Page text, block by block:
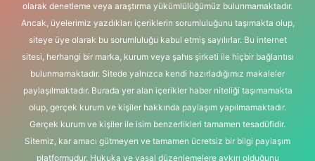
olarak denetleme veya araştırma yükümlülüğümüz bulunmamaktadır.
Ancak, üyelerimiz yazdıkları içeriklerin sorumluluğunu taşımakta olup,
siteye üye olarak bu sorumluluğu kabul etmiş sayılırlar. Bu internet
sitesi, herhangi bir marka, kurum veya şahıs şirketi ile hiçbir bağlantısı
bulunmamaktadır. Sitede yalnızca kendi hazırladığımız makaleler
paylaşılmaktadır. Burada yer alan içerikler haber niteliği taşımamakta
olup, gerçek kurum ve kişiler hakkında paylaşım yapılmamaktadır.
Gerçek kurum ve kişiler ile isim benzerlikleri tamamen tesadüfidir.
Sitemiz, kar amacı gütmeyen ve tamamen ücretsiz bir bilgi paylaşım
platformudur. Hukuka ve yasal düzenlemelere aykırı olduğunu